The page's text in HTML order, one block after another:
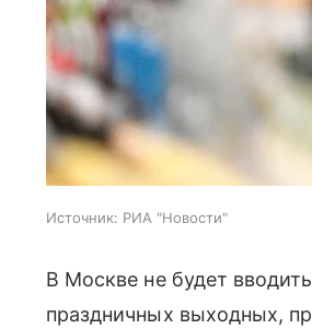
Источник: РИА "Новости"
В Москве не будет
праздничных выходных,